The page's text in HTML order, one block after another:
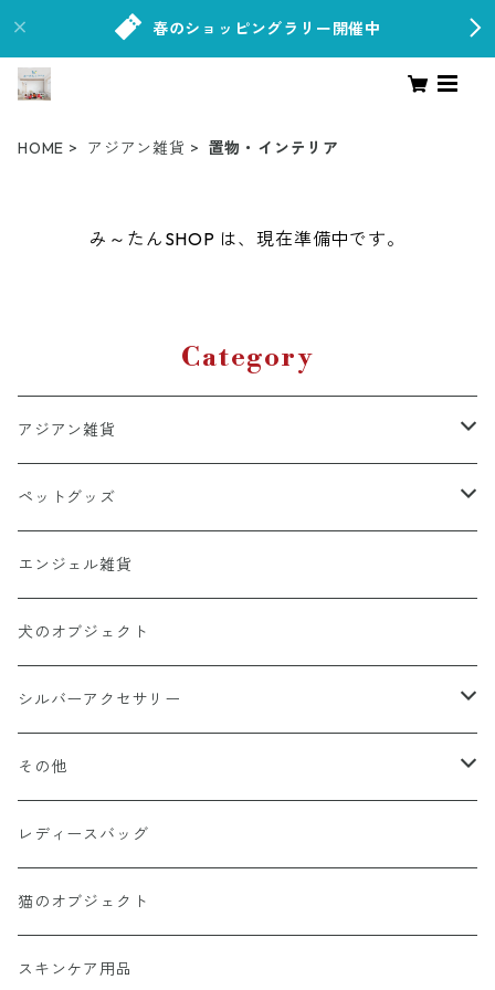
春のショッピングラリー開催中
HOME アジアン雑貨 置物・インテリア
み～たんSHOP は、現在準備中です。
Category
アジアン雑貨
置物・インテリア
木製
銅製
象
生活雑貨
お香立て
キッチン用品
その他
ペットグッズ
首輪・リード・洋服
首輪
リード
キャリーバッグ
おもちゃ
ペット用ベッド
帽子
その他
エンジェル雑貨
犬のオブジェクト
シルバーアクセサリー
リング
ペンダントトップ
バングル
ピアス
その他
ブレスレッド
日用品
インテリア・置物
レディースバッグ
猫のオブジェクト
スキンケア用品